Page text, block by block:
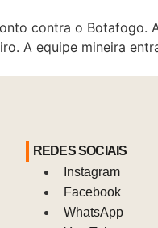
contra o Botafogo.
A equipe mineira
REDES SOCIAIS
Instagram
Facebook
WhatsApp